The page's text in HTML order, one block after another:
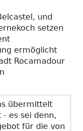
und
setzen
ermöglicht
Rocamadour
übermittelt
es sei denn,
für die von